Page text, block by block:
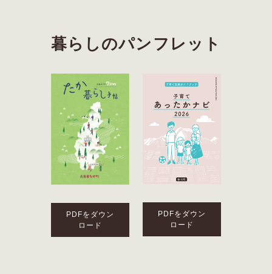
暮らしのパンフレット
PDFをダウン
ロード
PDFをダウン
ロード